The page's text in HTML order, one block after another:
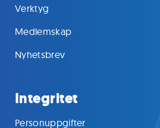
Verktyg
Medlemskap
Nyhetsbrev
Integritet
Personuppgifter